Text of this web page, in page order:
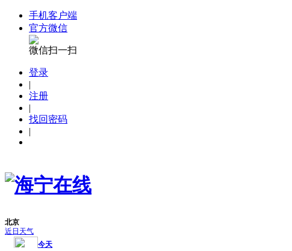
手机客户端
官方微信
微信扫一扫
登录
|
注册
|
找回密码
|